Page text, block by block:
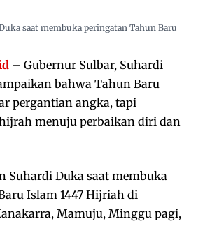
saat membuka peringatan Tahun Baru
– Gubernur Sulbar, Suhardi
bahwa Tahun Baru
pergantian angka, tapi
menuju perbaikan diri dan
Suhardi Duka saat membuka
Islam 1447 Hijriah di
Mamuju, Minggu pagi,